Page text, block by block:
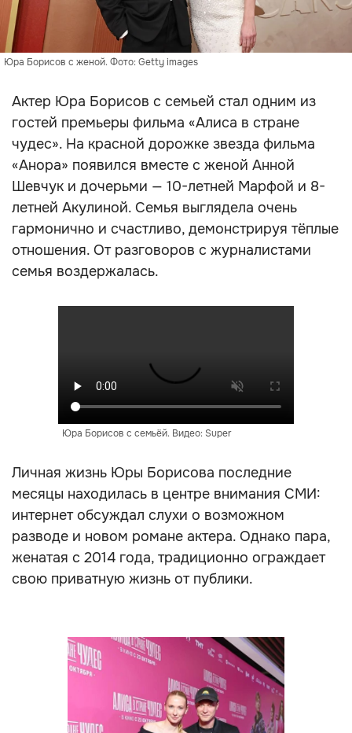
Юра Борисов с женой. Фото: Getty images
Актер Юра Борисов с семьей стал одним из
гостей премьеры фильма «Алиса в стране
чудес». На красной дорожке звезда фильма
«Анора» появился вместе с женой Анной
Шевчук и дочерьми — 10-летней Марфой и 8-
летней Акулиной. Семья выглядела очень
гармонично и счастливо, демонстрируя тёплые
отношения. От разговоров с журналистами
семья воздержалась.
Юра Борисов с семьёй. Видео: Super
Личная жизнь Юры Борисова последние
месяцы находилась в центре внимания СМИ:
интернет обсуждал слухи о возможном
разводе и новом романе актера. Однако пара,
женатая с 2014 года, традиционно ограждает
свою приватную жизнь от публики.